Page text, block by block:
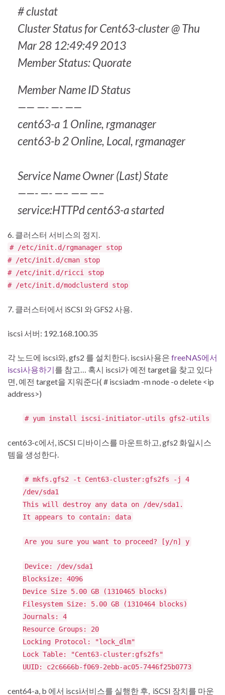
# clustat
Cluster Status for Cent63-cluster @ Thu
Mar 28 12:49:49 2013
Member Status: Quorate
Member Name ID Status
—— —- —- ——
cent63-a 1 Online, rgmanager
cent63-b 2 Online, Local, rgmanager
Service Name Owner (Last) State
——- —- —– —— —–
service:HTTPd cent63-a started
6. 클러스터 서비스의 정지.
# /etc/init.d/rgmanager stop
# /etc/init.d/cman stop
# /etc/init.d/ricci stop
# /etc/init.d/modclusterd stop
7. 클러스터에서 iSCSI 와 GFS2 사용.
iscsi 서버: 192.168.100.35
각 노드에 iscsi와, gfs2 를 설치한다. iscsi사용은 freeNAS에서
iscsi사용하기를 참고… 혹시 iscsi가 예전 target을 찾고 있다
면, 예전 target을 지워준다( # iscsiadm -m node -o delete <ip
address>)
# yum install iscsi-initiator-utils gfs2-utils
cent63-c에서, iSCSI 디바이스를 마운트하고, gfs2 화일시스
템을 생성한다.
# mkfs.gfs2 -t Cent63-cluster:gfs2fs -j 4
/dev/sda1
This will destroy any data on /dev/sda1.
It appears to contain: data
Are you sure you want to proceed? [y/n] y
Device: /dev/sda1
Blocksize: 4096
Device Size 5.00 GB (1310465 blocks)
Filesystem Size: 5.00 GB (1310464 blocks)
Journals: 4
Resource Groups: 20
Locking Protocol: "lock_dlm"
Lock Table: "Cent63-cluster:gfs2fs"
UUID: c2c6666b-f069-2ebb-ac05-7446f25b0773
cent64-a, b 에서 iscsi서비스를 실행한 후, iSCSI 장치를 마운